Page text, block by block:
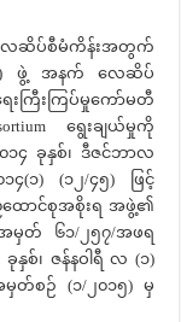
ဆိပ်စီမံကိန်းအတွက်
၂) ဖွဲ့ အနက် လေဆိပ်
ကြီးကြပ်မှုကော်မတီ
ရွေးချယ်မှုကို
၁၄ ခုနှစ်၊ ဒီဇင်ဘာလ
(၁) (၁၂/၄၅) ဖြင့်
ထောင်စုအစိုးရ အဖွဲ့၏
အမှတ် ၆၁/၂၅၇/အဖရ
နှစ်၊ ဇန်နဝါရီ လ (၁)
တ်စဉ် (၁/၂၀၁၅) မှ